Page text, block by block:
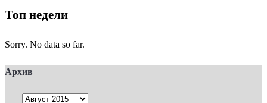
Топ недели
Sorry. No data so far.
Архив